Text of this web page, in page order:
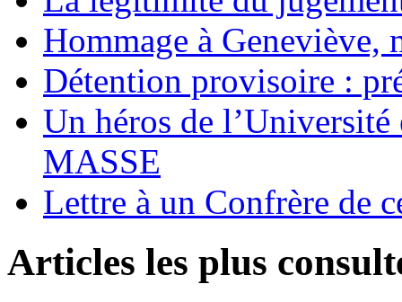
Hommage à Geneviève,
Détention provisoire :
Un héros de
MASSE
Lettre à un Confrère de
Articles les plus